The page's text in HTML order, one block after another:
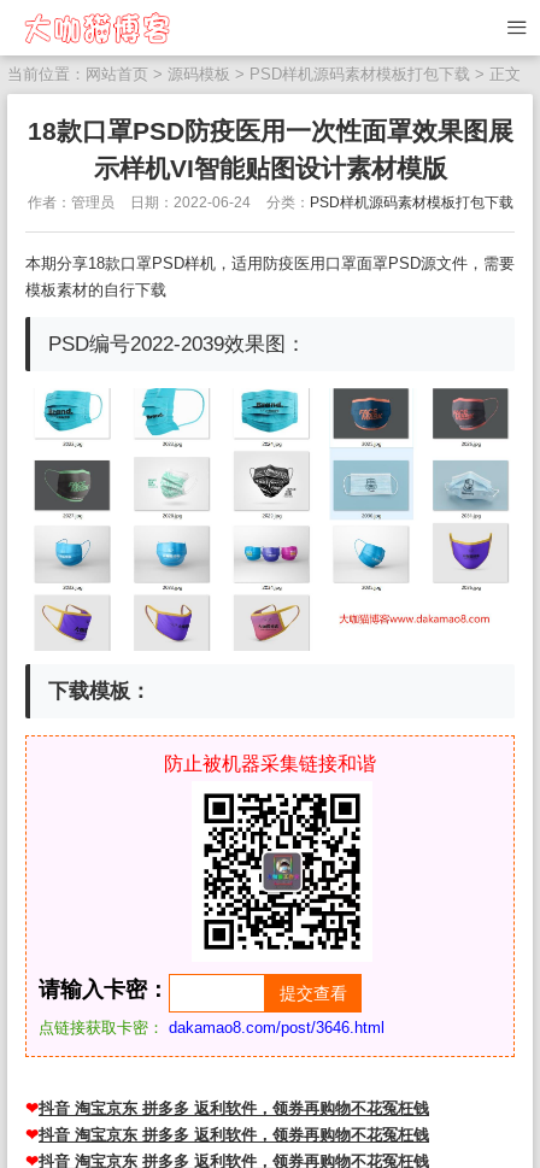
当前位置： 网站首页 > 源码模板 > PSD样机源码素材模板打包下载 > 正文
18款口罩PSD防疫医用一次性面罩效果图展
示样机VI智能贴图设计素材模版
作者：管理员 日期：2022-06-24 分类： PSD样机源码素材模板打包下载
本期分享18款口罩PSD样机，适用防疫医用口罩面罩PSD源文件，需要
模板素材的自行下载
PSD编号2022-2039效果图：
下载模板：
防止被机器采集链接和谐
请输入卡密：
点链接获取卡密： dakamao8.com/post/3646.html
❤抖音 淘宝京东 拼多多 返利软件，领券再购物不花冤枉钱
❤抖音 淘宝京东 拼多多 返利软件，领券再购物不花冤枉钱
❤抖音 淘宝京东 拼多多 返利软件，领券再购物不花冤枉钱